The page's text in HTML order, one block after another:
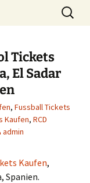
Search
for:
Tickets
El Sadar
, Fussball Tickets
Kaufen, RCD
admin
Kaufen,
Spanien.